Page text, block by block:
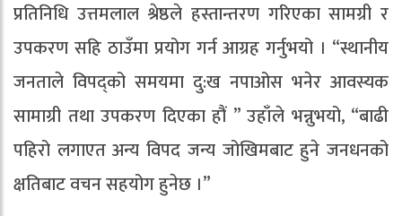
प्रतिनिधि उत्तमलाल श्रेष्ठले हस्तान्तरण गरिएका सामग्री र
उपकरण सहि ठाउँमा प्रयोग गर्न आग्रह गर्नुभयो । “स्थानीय
जनताले विपद्को समयमा दु:ख नपाओस भनेर आवस्यक
सामाग्री तथा उपकरण दिएका हौं ” उहाँले भन्नुभयो, “बाढी
पहिरो लगाएत अन्य विपद जन्य जोखिमबाट हुने जनधनको
क्षतिबाट वचन सहयोग हुनेछ ।”